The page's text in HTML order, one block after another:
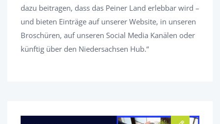
dazu beitragen, dass das Peiner Land erlebbar wird –
und bieten Einträge auf unserer Website, in unseren
Broschüren, auf unseren Social Media Kanälen oder
künftig über den Niedersachsen Hub.“